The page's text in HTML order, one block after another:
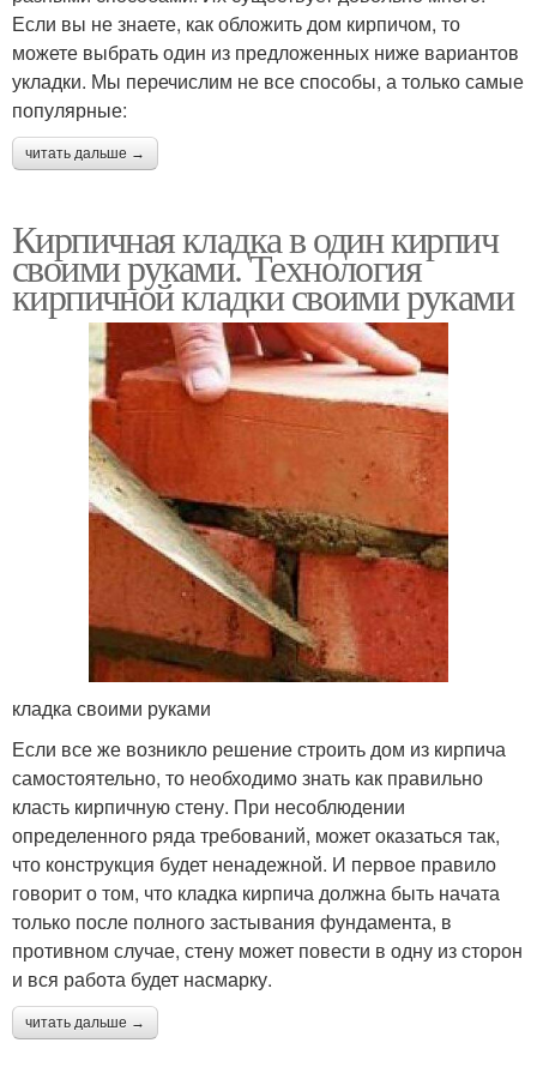
Если вы не знаете, как обложить дом кирпичом, то
можете выбрать один из предложенных ниже вариантов
укладки. Мы перечислим не все способы, а только самые
популярные:
читать дальше →
Кирпичная кладка в один кирпич
своими руками. Технология
кирпичной кладки своими руками
кладка своими руками
Если все же возникло решение строить дом из кирпича
самостоятельно, то необходимо знать как правильно
класть кирпичную стену. При несоблюдении
определенного ряда требований, может оказаться так,
что конструкция будет ненадежной. И первое правило
говорит о том, что кладка кирпича должна быть начата
только после полного застывания фундамента, в
противном случае, стену может повести в одну из сторон
и вся работа будет насмарку.
читать дальше →